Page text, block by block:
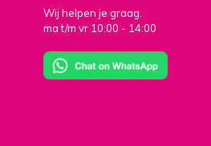
Wij helpen je graag.
ma t/m vr 10:00 - 14:00